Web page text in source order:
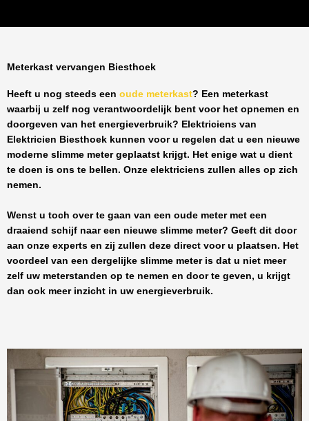
Meterkast vervangen Biesthoek
Heeft u nog steeds een oude meterkast? Een meterkast
waarbij u zelf nog verantwoordelijk bent voor het opnemen en
doorgeven van het energieverbruik? Elektriciens van
Elektricien Biesthoek kunnen voor u regelen dat u een nieuwe
moderne slimme meter geplaatst krijgt. Het enige wat u dient
te doen is ons te bellen. Onze elektriciens zullen alles op zich
nemen.
Wenst u toch over te gaan van een oude meter met een
draaiend schijf naar een nieuwe slimme meter? Geeft dit door
aan onze experts en zij zullen deze direct voor u plaatsen. Het
voordeel van een dergelijke slimme meter is dat u niet meer
zelf uw meterstanden op te nemen en door te geven, u krijgt
dan ook meer inzicht in uw energieverbruik.